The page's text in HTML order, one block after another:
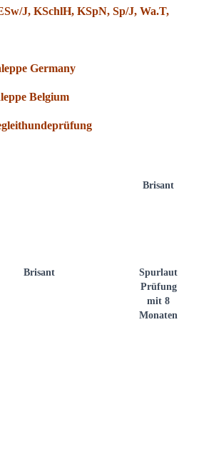
J, KSchlH, KSpN, Sp/J, Wa.T,
Germany
Belgium
Brisant
Brisant
Spurlaut
Prüfung
mit 8
Monaten